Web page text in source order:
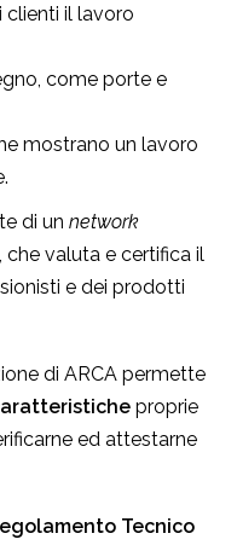
clienti il lavoro
come porte e
mostrano un lavoro
di un network
valuta e certifica il
e dei prodotti
di ARCA permette
proprie
ed attestarne
Tecnico